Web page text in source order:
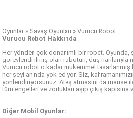
Oyunlar » Savaş Oyunları » Vurucu Robot
Vurucu Robot Hakkında
Her yönden çok donanımlı bir robot. Oyunda,
görevlendirilmiş olan robotun, düşmanlarıyla
Vurucu robot o kadar mükemmel tasarlanmış
her şeyi anında yok ediyor. Siz,
yönlendiriyorsunuz. Ateş atmasını da mause
tüm engelleri ve zorlukları aşıp çıkış kapısına
Diğer Mobil Oyunlar: